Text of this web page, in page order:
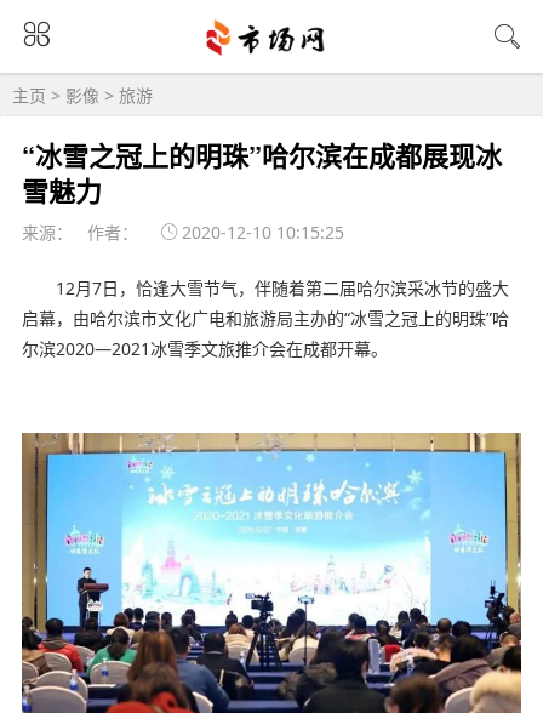
主页 > 影像 > 旅游
“冰雪之冠上的明珠”哈尔滨在成都展现冰
雪魅力
来源： 作者： 2020-12-10 10:15:25
12月7日，恰逢大雪节气，伴随着第二届哈尔滨采冰节的盛大
启幕，由哈尔滨市文化广电和旅游局主办的“冰雪之冠上的明珠”哈
尔滨2020—2021冰雪季文旅推介会在成都开幕。